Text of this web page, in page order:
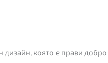
дизайн, която е прави